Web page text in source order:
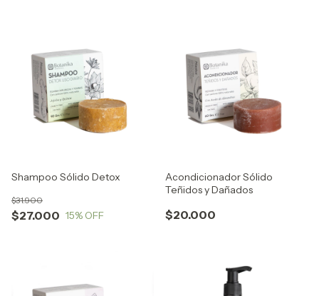
Shampoo Sólido Detox
$27.000
$31.900
15% OFF
Acondicionador Sólido
Teñidos y Dañados
$20.000